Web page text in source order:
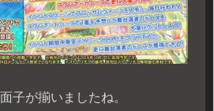
子が揃いましたね。